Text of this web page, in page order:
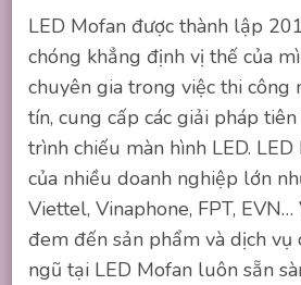
LED Mofan được thành lập
chóng khẳng định vị thế của
chuyên gia trong việc thi công
tín, cung cấp các giải pháp
trình chiếu màn hình LED.
của nhiều doanh nghiệp lớn
Viettel, Vinaphone, FPT,
đem đến sản phẩm và dịch vụ
ngũ tại LED Mofan luôn sẵn